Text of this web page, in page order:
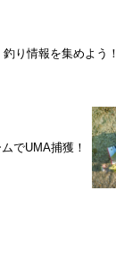
釣り情報を集めよう！
でUMA捕獲！